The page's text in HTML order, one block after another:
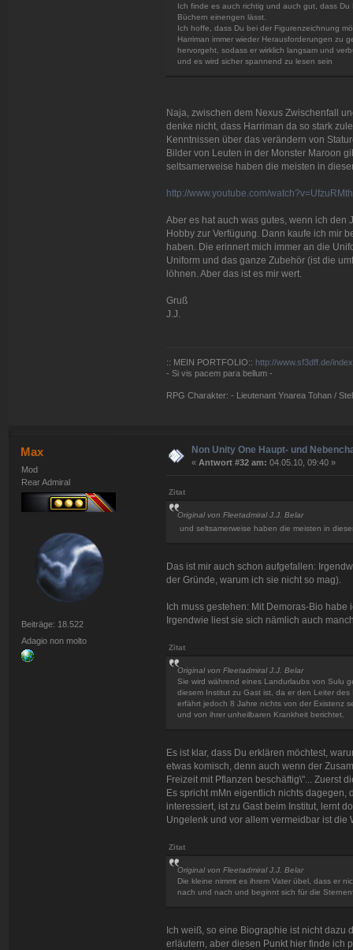
Ich finde es auch richtig und auch gut, dass
Büchern einengen lässt.
Ich hoffe, dass Du bei der Figurenzeichnung
Harriman immer wieder Herausforderungen zu
hervorgeht, sodass er wirklich langsam und
und es wird sicher spannend zu lesen sein
Naja, zwischen dem Nexus Zwischenfall
denke nicht, dass Harriman da so stark
Kenntnissen über das verändern von
Bilder von Leuten in der Monster Maroon
seltsamerweise haben die meisten in
http://www.youtube.com/
Aber es hat auch was gutes, wenn ich den
Hobby zur Verfügung. Dann kaufe ich mir
haben. Die erinnert mich immer an die
Uniform und das ganze Zubehör (ist die
löhnen. Aber das ist es mir wert.
Gruß
J.J.
:: MEIN PORTFOLIO:: http://www.sf3dff.de/
- Si vis pacem para bellum -
RPG Charakter: - Lieutenant Ynarea Tohan /
Max
Mod
Rear Admiral
Beiträge: 18.522
Adagio non molto
Non Unity One Haupt- und
« Antwort #32 am: 04.05.10, 09:40 »
Zitat
Original von Fleetadmiral J.J. Belar
und seltsamerweise haben die meisten in
Das ist mir auch schon aufgefallen:
der Gründe, warum ich sie nicht so mag).
Ich muss gestehen: Mit Demoras-Bio habe
Irgendwie liest sie sich nämlich auch
Zitat
Original von Fleetadmiral J.J. Belar
Sie wird während eines Landurlaubs von Sulu
diesem Institut zu Gast ist, da er den Leiter
erfährt jedoch 8 Jahre nichts von der Existenz
und von ihrer unheilbaren Krankheit berichtet.
Es ist klar, dass Du erklären möchtest,
etwas komisch, denn auch wenn der
Freizeit mit Pflanzen beschäftig\"... Zuerst
Es spricht mMn eigentlich nichts dagegen,
interessiert, ist zu Gast beim Institut, lernt
Ungelenk und vor allem vermeidbar ist die
Zitat
Original von Fleetadmiral J.J. Belar
Die kleine nimmt es ihrem Vater übel, dass er
nach und nach und beginnt sich für die
Ich weiß, so eine Biographie ist nicht dazu
erläutern, aber diesen Punkt hier finde ich